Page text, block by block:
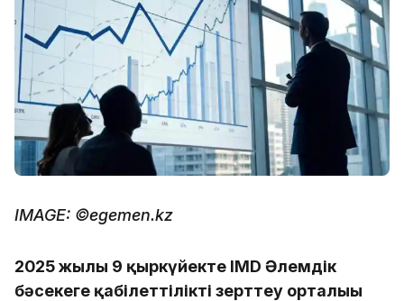
IMAGE: ©egemen.kz
2025 жылғы 9 қыркүйекте IMD Әлемдік
бәсекеге қабілеттілікті зерттеу орталығы